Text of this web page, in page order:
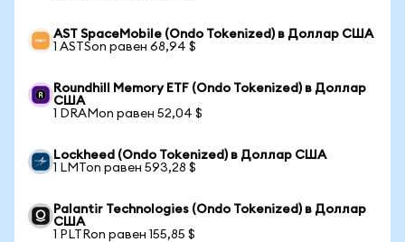
AST SpaceMobile (Ondo Tokenized) в Доллар США
1 ASTSon равен 68,94 $
Roundhill Memory ETF (Ondo Tokenized) в Доллар
США
1 DRAMon равен 52,04 $
Lockheed (Ondo Tokenized) в Доллар США
1 LMTon равен 593,28 $
Palantir Technologies (Ondo Tokenized) в Доллар
США
1 PLTRon равен 155,85 $